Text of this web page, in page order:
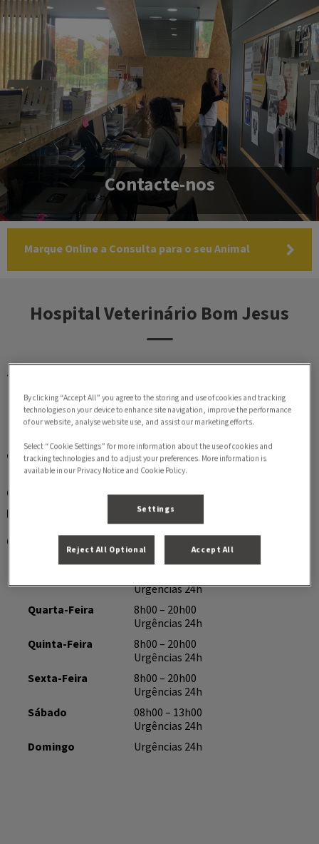
Contacte-nos
Marque Online a Consulta para o seu Animal
Hospital Veterinário Bom Jesus
4715-380 Braga
+351253691297
Custo de chamada para rede fixa nacional
Urgências 24h
Urgências 24h
Quarta-Feira
8h00 – 20h00
Urgências 24h
Quinta-Feira
8h00 – 20h00
Urgências 24h
Sexta-Feira
8h00 – 20h00
Urgências 24h
Sábado
08h00 – 13h00
Urgências 24h
Domingo Urgências 24h
By clicking “Accept All” you agree to the storing and use of cookies and tracking
technologies on your device to enhance site navigation, improve the performance
of our website, analyse website use, and assist our marketing efforts.
Select “Cookie Settings” for more information about the use of cookies and
tracking technologies and to adjust your preferences. More information is
available in our Privacy Notice and Cookie Policy.
Settings
Reject All Optional Accept All